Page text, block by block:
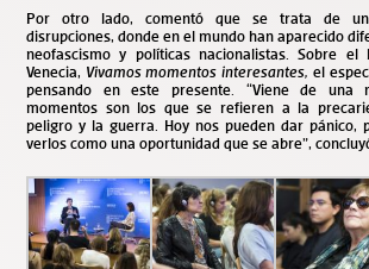
Por otro lado, comentó que se trata de
disrupciones, donde en el mundo han aparecido
neofascismo y políticas nacionalistas. Sobre
Venecia, Vivamos momentos interesantes, el
pensando en este presente. “Viene de una
momentos son los que se refieren a la
peligro y la guerra. Hoy nos pueden dar pánico,
verlos como una oportunidad que se abre”,